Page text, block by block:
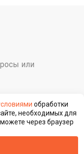
или
обработки
необходимых для
через браузер